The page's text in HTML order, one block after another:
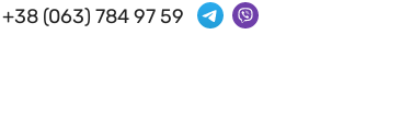
+38 (063) 784 97 59